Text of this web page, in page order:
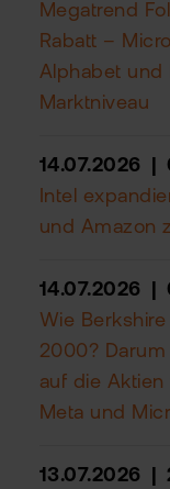
Megatrend
Rabatt –
Alphabet und
Marktniveau
14.07.2026 |
Intel
und Amazon
14.07.2026 |
Wie
2000?
auf die
Meta und
13.07.2026 |